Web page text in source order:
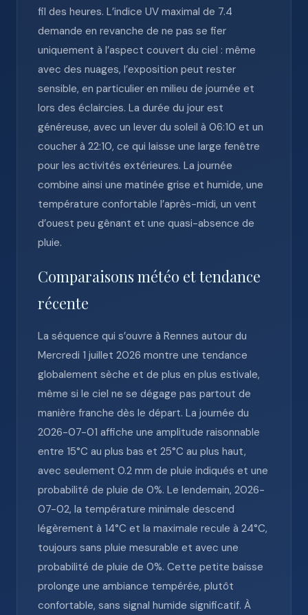
fil des heures. L’indice UV maximal de 7.4
demande en revanche de ne pas se fier
uniquement à l’aspect couvert du ciel : même
avec des nuages, l’exposition peut rester
sensible, en particulier en milieu de journée et
lors des éclaircies. La durée du jour est
généreuse, avec un lever du soleil à 06:10 et un
coucher à 22:10, ce qui laisse une large fenêtre
pour les activités extérieures. La journée
combine ainsi une matinée grise et humide, une
température confortable l’après-midi, un vent
d’ouest peu gênant et une quasi-absence de
pluie.
Comparaisons météo et tendance
récente
La séquence qui s’ouvre à Rennes autour du
Mercredi 1 juillet 2026 montre une tendance
globalement sèche et de plus en plus estivale,
même si le ciel ne se dégage pas partout de
manière franche dès le départ. La journée du
2026-07-01 affiche une amplitude raisonnable
entre 15°C au plus bas et 25°C au plus haut,
avec seulement 0.2 mm de pluie indiqués et une
probabilité de pluie de 0%. Le lendemain, 2026-
07-02, la température minimale descend
légèrement à 14°C et la maximale recule à 24°C,
toujours sans pluie mesurable et avec une
probabilité de pluie de 0%. Cette petite baisse
prolonge une ambiance tempérée, plutôt
confortable, sans signal humide significatif. À